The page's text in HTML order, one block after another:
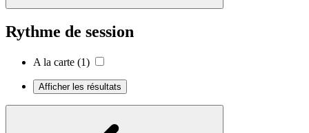
Rythme de session
A la carte (1)
Afficher les résultats